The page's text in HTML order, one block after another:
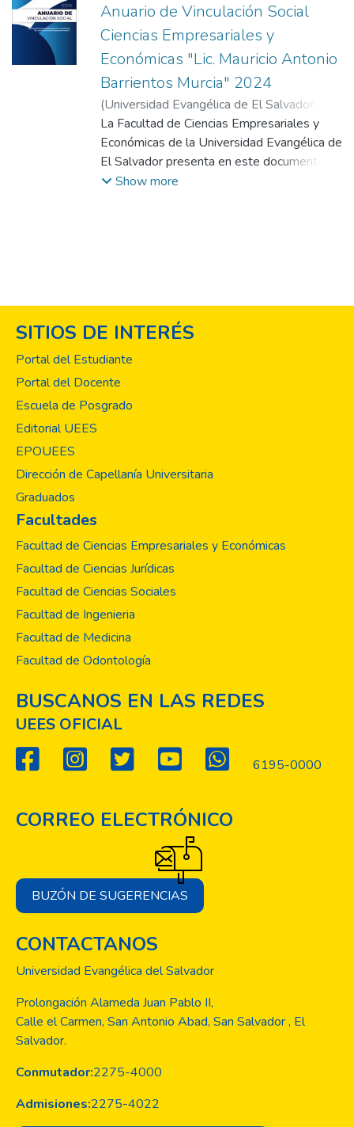
Anuario de Vinculación Social
Ciencias Empresariales y
Económicas "Lic. Mauricio Antonio
Barrientos Murcia" 2024
(Universidad Evangélica de El Salvador,
2024)Facultad de Ciencias Empresariales y
Económicas "Lic. Mauricio Antonio
Barrientos Murcia"
La Facultad de Ciencias Empresariales y
Económicas de la Universidad Evangélica de
El Salvador presenta en este documento un
breve recorrido por las principales acciones
comunidades atendidas. Entre los
proyectos más relevantes ejecutados
Emprendimiento para la Micro y Pequeña
Empresa (CEMYPE), cuyo propósito es
investigación, desarrollo y acompañamiento
al emprendimiento. En este marco, se
procesos de fortalecimiento de capacitación
y asesoría dirigidos a diversos grupos de
Show more
SITIOS DE INTERÉS
Portal del Estudiante
Portal del Docente
Escuela de Posgrado
Editorial UEES
EPOUEES
Dirección de Capellanía Universitaria
Graduados
Facultades
Facultad de Ciencias Empresariales y Económicas
Facultad de Ciencias Jurídicas
Facultad de Ciencias Sociales
Facultad de Ingenieria
Facultad de Medicina
Facultad de Odontología
BUSCANOS EN LAS REDES
UEES OFICIAL
6195-0000
CORREO ELECTRÓNICO
BUZÓN DE SUGERENCIAS
CONTACTANOS
Universidad Evangélica del Salvador
Prolongación Alameda Juan Pablo II,
Calle el Carmen, San Antonio Abad, San Salvador , El
Salvador.
Conmutador:2275-4000
Admisiones:2275-4022